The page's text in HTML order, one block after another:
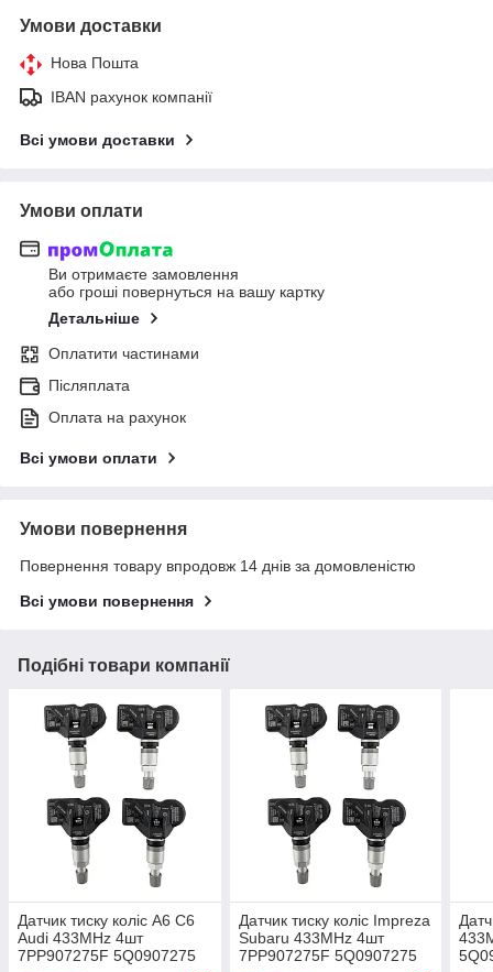
Умови доставки
Нова Пошта
IBAN рахунок компанії
Всі умови доставки
Умови оплати
Ви отримаєте замовлення
або гроші повернуться на вашу картку
Детальніше
Оплатити частинами
Післяплата
Оплата на рахунок
Всі умови оплати
Умови повернення
Повернення товару впродовж 14 днів за домовленістю
Всі умови повернення
Подібні товари компанії
Датчик тиску коліс A6 C6
Audi 433MHz 4шт
7PP907275F 5Q0907275
Датчик тиску коліс Impreza
Subaru 433MHz 4шт
7PP907275F 5Q0907275